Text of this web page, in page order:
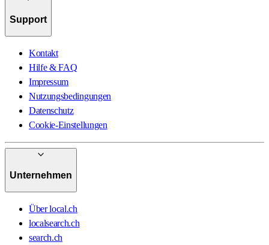
Support
Kontakt
Hilfe & FAQ
Impressum
Nutzungsbedingungen
Datenschutz
Cookie-Einstellungen
Unternehmen
Über local.ch
localsearch.ch
search.ch